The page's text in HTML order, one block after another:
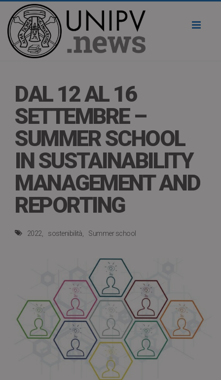
DAL 12 AL 16
SETTEMBRE –
SUMMER SCHOOL
IN SUSTAINABILITY
MANAGEMENT AND
REPORTING
2022 sostenibilità Summer school